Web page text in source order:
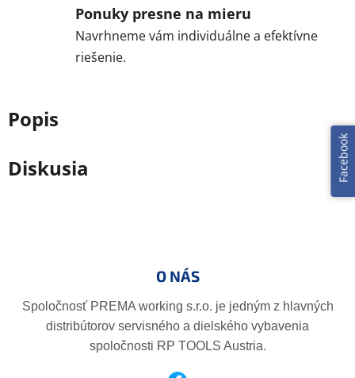
Ponuky presne na mieru
Navrhneme vám individuálne a efektívne
riešenie.
Popis
Diskusia
O NÁS
Spoločnosť PREMA working s.r.o. je jedným z hlavných
distribútorov servisného a dielského vybavenia
spoločnosti RP TOOLS Austria.
Facebook